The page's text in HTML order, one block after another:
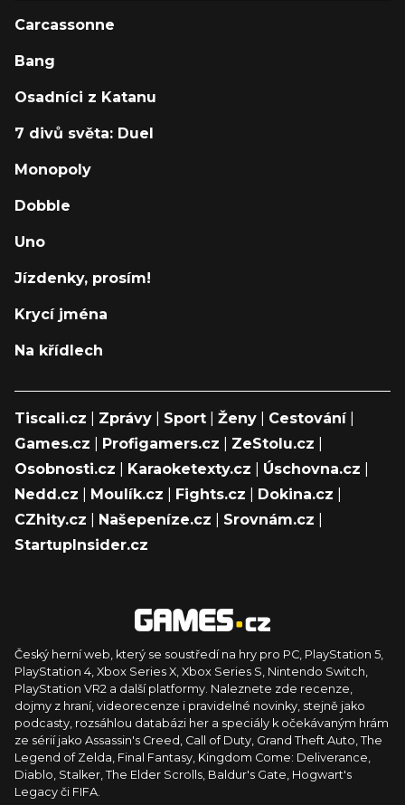
Carcassonne
Bang
Osadníci z Katanu
7 divů světa: Duel
Monopoly
Dobble
Uno
Jízdenky, prosím!
Krycí jména
Na křídlech
Tiscali.cz Zprávy Sport Ženy Cestování|
Games.cz
Profigamers.cz ZeStolu.cz
Osobnosti.cz
Karaoketexty.cz Úschovna.cz
Nedd.cz
Moulík.cz Fights.cz Dokina.cz
CZhity.cz
Našepeníze.cz Srovnám.cz
StartupInsider.cz
Český herní web, který se soustředí na hry pro PC, PlayStation 5,
PlayStation 4, Xbox Series X, Xbox Series S, Nintendo Switch,
PlayStation VR2 a další platformy. Naleznete zde recenze,
dojmy z hraní, videorecenze i pravidelné novinky, stejně jako
podcasty, rozsáhlou databázi her a speciály k očekávaným hrám
ze sérií jako Assassin's Creed, Call of Duty, Grand Theft Auto, The
Legend of Zelda, Final Fantasy, Kingdom Come: Deliverance,
Diablo, Stalker, The Elder Scrolls, Baldur's Gate, Hogwart's
Legacy či FIFA.